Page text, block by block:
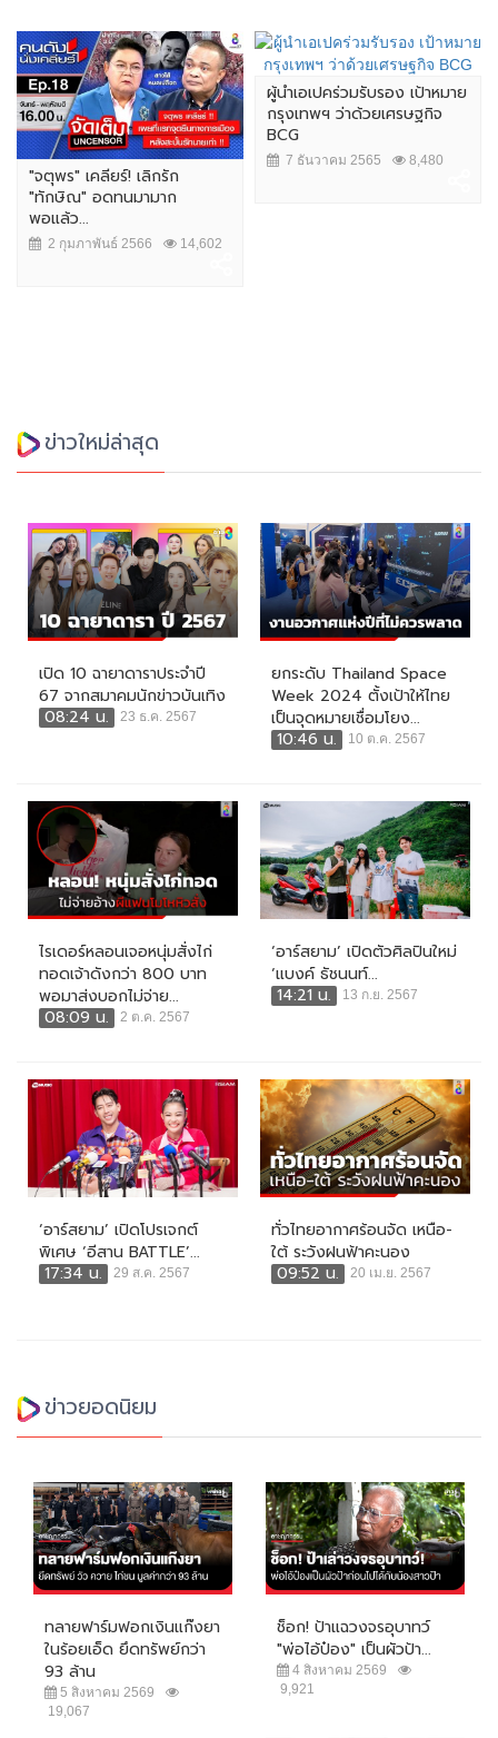
"จตุพร" เคลียร์! เลิกรัก
"ทักษิณ" อดทนมามาก
พอแล้ว...
2 กุมภาพันธ์ 2566 14,602
ผู้นำเอเปคร่วมรับรอง เป้าหมาย
กรุงเทพฯ ว่าด้วยเศรษฐกิจ
BCG
7 ธันวาคม 2565 8,480
ข่าวใหม่ล่าสุด
เปิด 10 ฉายาดาราประจำปี
67 จากสมาคมนักข่าวบันเทิง
08:24 น.
23 ธ.ค. 2567
ยกระดับ Thailand Space
Week 2024 ตั้งเป้าให้ไทย
เป็นจุดหมายเชื่อมโยง...
10:46 น.
10 ต.ค. 2567
ไรเดอร์หลอนเจอหนุ่มสั่งไก่
ทอดเจ้าดังกว่า 800 บาท
พอมาส่งบอกไม่จ่าย...
08:09 น.
2 ต.ค. 2567
‘อาร์สยาม’ เปิดตัวศิลปินใหม่
‘แบงค์ ธัชนนท์...
14:21 น.
13 ก.ย. 2567
‘อาร์สยาม’ เปิดโปรเจกต์
พิเศษ ‘อีสาน BATTLE’...
17:34 น.
29 ส.ค. 2567
ทั่วไทยอากาศร้อนจัด เหนือ-
ใต้ ระวังฝนฟ้าคะนอง
09:52 น.
20 เม.ย. 2567
ข่าวยอดนิยม
ทลายฟาร์มฟอกเงินแก๊งยา
ในร้อยเอ็ด ยึดทรัพย์กว่า
93 ล้าน
5 สิงหาคม 2569
19,067
ช็อก! ป้าแฉวงจรอุบาทว์
"พ่อไอ้ป๋อง" เป็นผัวป้า...
4 สิงหาคม 2569
9,921